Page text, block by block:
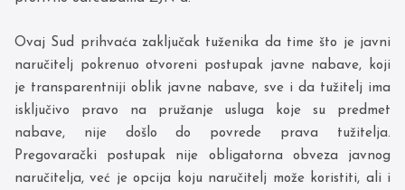
Ovaj Sud prihvaća zaključak tuženika da time što je javni
naručitelj pokrenuo otvoreni postupak javne nabave, koji
je transparentniji oblik javne nabave, sve i da tužitelj ima
isključivo pravo na pružanje usluga koje su predmet
nabave, nije došlo do povrede prava tužitelja.
Pregovarački postupak nije obligatorna obveza javnog
naručitelja, već je opcija koju naručitelj može koristiti, ali i